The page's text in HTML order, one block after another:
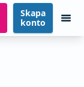
Skapa
konto